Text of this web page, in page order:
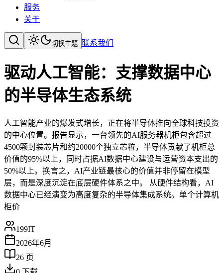
服务
关于
切换主题 联系我们
驱动人工智能：支撑数据中心
的半导体生态系统
人工智能产业的爆发式增长，正在将半导体推向全球科技投资
的中心位置。报告显示，一台领先的AI服务器机柜包含超过
4500颗封装芯片和约20000个独立芯粒，半导体贡献了机柜总
价值的95%以上，同时占据AI数据中心建设与运营资本支出的
50%以上。换言之，AI产业链最核心的价值并非停留在模型
层，而是深度沉淀在底层硬件体系之中。 从硬件结构看，AI
数据中心已经演变为高度复杂的半导体集成系统。单个计算机
柜价
199IT
2026年6月
26 页